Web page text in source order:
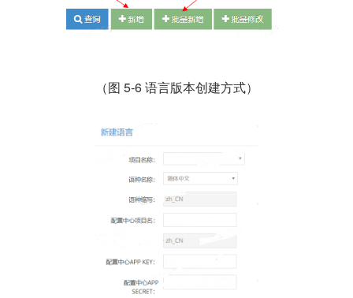
（图 5-6 语言版本创建方式）